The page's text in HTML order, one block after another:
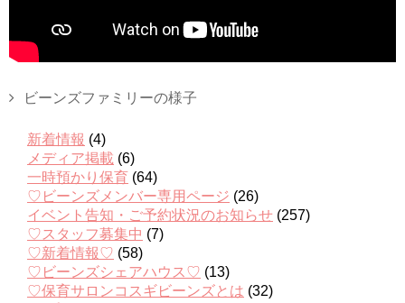
ビーンズファミリーの様子
新着情報 (4)
メディア掲載 (6)
一時預かり保育 (64)
♡ビーンズメンバー専用ページ (26)
イベント告知・ご予約状況のお知らせ (257)
♡スタッフ募集中 (7)
♡新着情報♡ (58)
♡ビーンズシェアハウス♡ (13)
♡保育サロンコスギビーンズとは (32)